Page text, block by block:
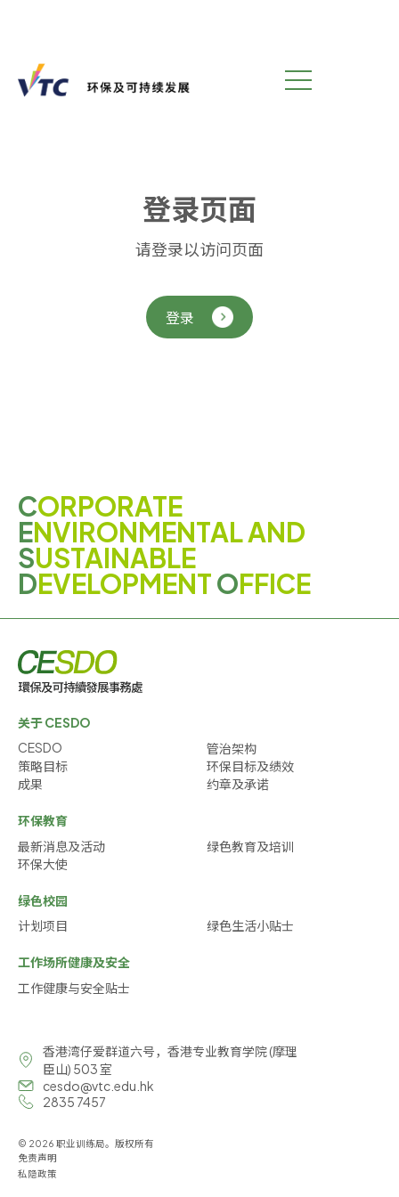
登录页面
请登录以访问页面
登录
CORPORATE
ENVIRONMENTAL AND
SUSTAINABLE
DEVELOPMENTOFFICE
关于 CESDO
CESDO
管治架构
策略目标
环保目标及绩效
成果
约章及承诺
环保教育
最新消息及活动
绿色教育及培训
环保大使
绿色校园
计划项目
绿色生活小贴士
工作场所健康及安全
工作健康与安全贴士
香港湾仔爱群道六号，香港专业教育学院 (摩理
臣山) 503 室
cesdo@vtc.edu.hk
2835 7457
© 2026 职业训练局。版权所有
免责声明
私隐政策